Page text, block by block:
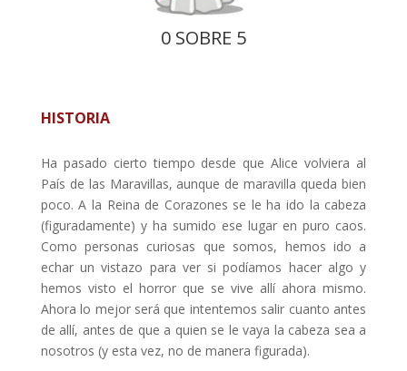
0 SOBRE 5
HISTORIA
Ha pasado cierto tiempo desde que Alice volviera al
País de las Maravillas, aunque de maravilla queda bien
poco. A la Reina de Corazones se le ha ido la cabeza
(figuradamente) y ha sumido ese lugar en puro caos.
Como personas curiosas que somos, hemos ido a
echar un vistazo para ver si podíamos hacer algo y
hemos visto el horror que se vive allí ahora mismo.
Ahora lo mejor será que intentemos salir cuanto antes
de allí, antes de que a quien se le vaya la cabeza sea a
nosotros (y esta vez, no de manera figurada).